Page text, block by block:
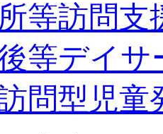
等訪問支
等デイサ
問型児童